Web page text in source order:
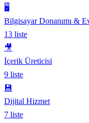
🖥️
Bilgisayar Donanımı &
13 liste
🎥
İçerik Üreticisi
9 liste
💾
Dijital Hizmet
7 liste